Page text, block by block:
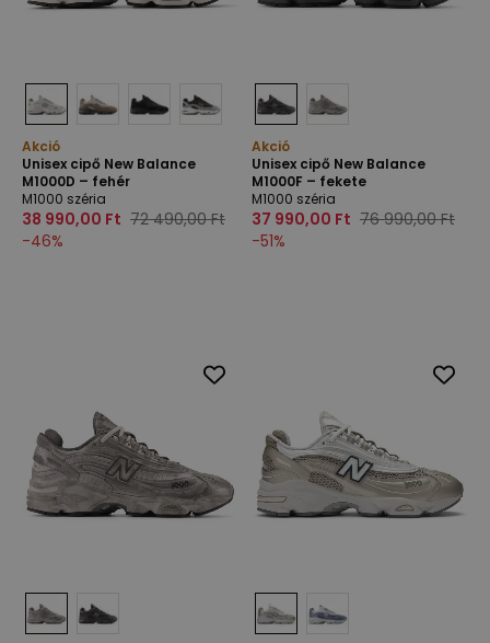
Akció
Unisex cipő New Balance
M1000D – fehér
M1000 széria
38 990,00 Ft 72 490,00 Ft
-46%
Akció
Unisex cipő New Balance
M1000F – fekete
M1000 széria
37 990,00 Ft 76 990,00 Ft
-51%